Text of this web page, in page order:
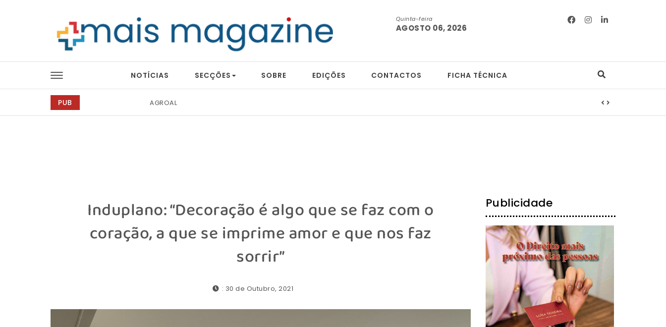
Quinta-feira
AGOSTO 06, 2026
NOTÍCIAS SECÇÕES SOBRE EDIÇÕES CONTACTOS FICHA TÉCNICA
PUB Ricardo Junqueira Fotografia
Induplano: “Decoração é algo que se faz com o
coração, a que se imprime amor e que nos faz
sorrir”
: 30 de Outubro, 2021
Publicidade